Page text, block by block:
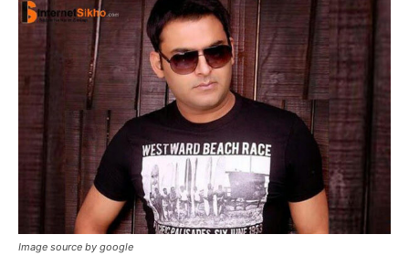
Image source by google